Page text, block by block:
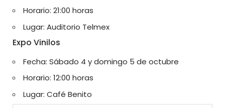
Horario: 21:00 horas
Lugar: Auditorio Telmex
Expo Vinilos
Fecha: Sábado 4 y domingo 5 de octubre
Horario: 12:00 horas
Lugar: Café Benito